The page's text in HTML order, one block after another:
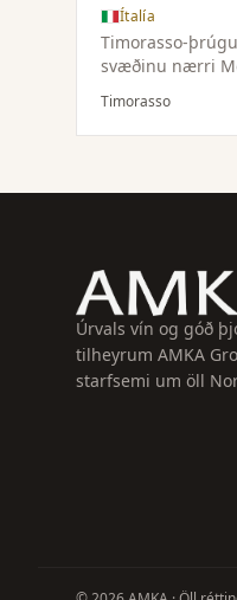
Ítalía
Timorasso-
svæðinu nærri
jarðvegi og
þéttan og
Timorasso
Úrvals vín og góð
tilheyrum AMKA
starfsemi um öll